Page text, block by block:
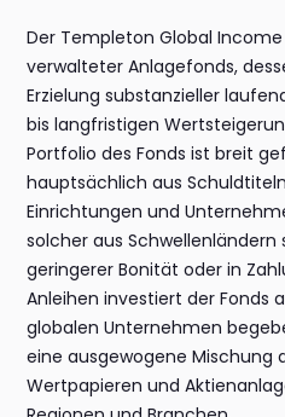
Der Templeton Global
verwalteter Anlagefonds,
Erzielung substanzieller
bis langfristigen
Portfolio des Fonds ist breit
hauptsächlich aus
Einrichtungen und
solcher aus Schwellenländern
geringerer Bonität oder in
Anleihen investiert der Fonds
globalen Unternehmen
eine ausgewogene Mischung
Wertpapieren und